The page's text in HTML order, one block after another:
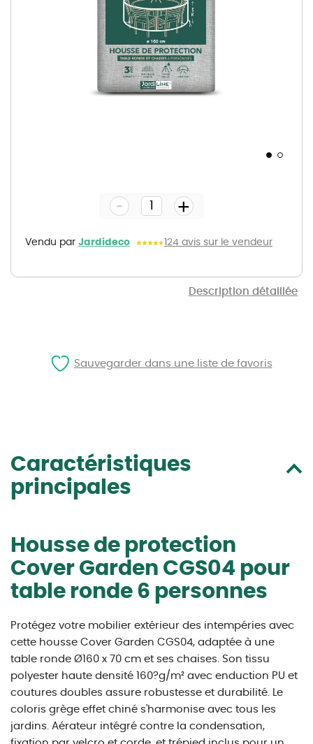
Description détaillée
gallery
Vendu par Jardideco 124 avis sur le vendeur
- +
Caractéristiques
principales
Housse de protection
Cover Garden CGS04 pour
table ronde 6 personnes
Protégez votre mobilier extérieur des intempéries avec
cette housse Cover Garden CGS04, adaptée à une
table ronde Ø160 x 70 cm et ses chaises. Son tissu
polyester haute densité 160?g/m² avec enduction PU et
coutures doubles assure robustesse et durabilité. Le
coloris grège effet chiné s'harmonise avec tous les
jardins. Aérateur intégré contre la condensation,
Sauvegarder dans une liste de favoris